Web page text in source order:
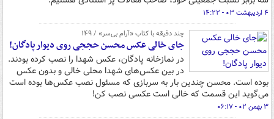
۴ اردیبهشت ۰۳ - ۱۴:۲۲
چند دقیقه با کتاب‌ «آرام بی‌سر» / ۱۴۹
جای خالی عکس محسن حججی روی دیوار پادگان!
در نمازخانه پادگان، عکس شهدا را نصب کرده بودند.
در بین عکس‌های شهدا محلی خالی و بدون عکس
بوده است. محسن چندین بار به سربازی که مسئول نصب عکس‌ها بوده است
می‌گوید این قسمت که خالی است عکسی نصب کن!
۳ بهمن ۰۲ - ۰۶:۱۷